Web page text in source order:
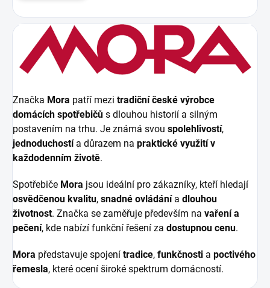
Značka Mora patří mezi tradiční české výrobce
domácích spotřebičů s dlouhou historií a silným
postavením na trhu. Je známá svou spolehlivostí,
jednoduchostía důrazem na praktické využití v
každodenním životě.
Spotřebiče Mora jsou ideální pro zákazníky, kteří hledají
osvědčenou kvalitu, snadné ovládánía dlouhou
životnost. Značka se zaměřuje především na vaření a
pečení, kde nabízí funkční řešení za dostupnou cenu.
Mora představuje spojení tradice, funkčnosti a poctivého
řemesla, které ocení široké spektrum domácností.